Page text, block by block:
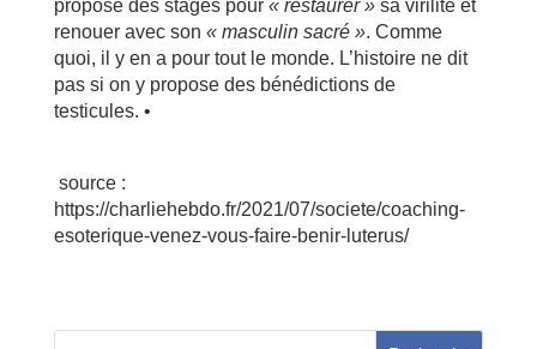
propose des stages pour « restaurer »sa virilité et
renouer avec son « masculin sacré ». Comme
quoi, il y en a pour tout le monde. L’histoire ne dit
pas si on y propose des bénédictions de
testicules. •
source :
https://charliehebdo.fr/2021/07/societe/coaching-
esoterique-venez-vous-faire-benir-luterus/